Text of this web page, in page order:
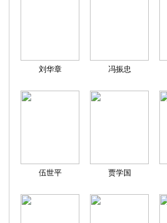
刘华章 冯振忠
伍世平 贾学国